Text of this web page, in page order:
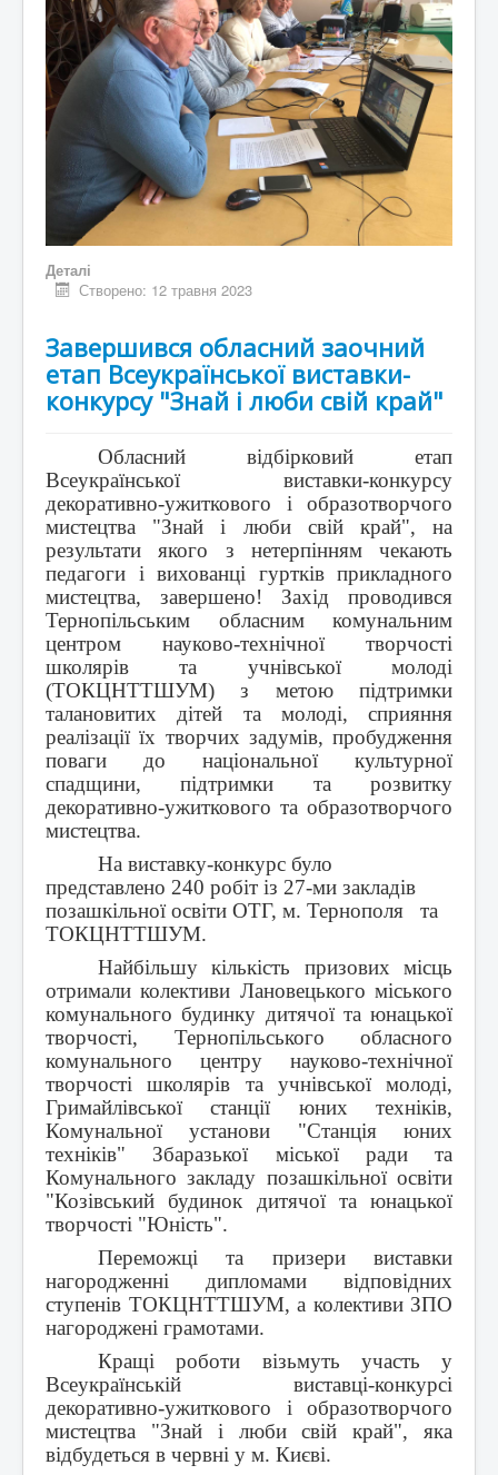
Деталі
Створено: 12 травня 2023
Завершився обласний заочний
етап Всеукраїнської виставки-
конкурсу "Знай і люби свій край"
Обласний відбірковий етап
Всеукраїнської виставки-конкурсу
декоративно-ужиткового і образотворчого
мистецтва "Знай і люби свій край", на
результати якого з нетерпінням чекають
педагоги і вихованці гуртків прикладного
мистецтва, завершено! Захід проводився
Тернопільським обласним комунальним
центром науково-технічної творчості
школярів та учнівської молоді
(ТОКЦНТТШУМ) з метою підтримки
талановитих дітей та молоді, сприяння
реалізації їх творчих задумів, пробудження
поваги до національної культурної
спадщини, підтримки та розвитку
декоративно-ужиткового та образотворчого
мистецтва.
На виставку-конкурс було
представлено 240 робіт із 27-ми закладів
позашкільної освіти ОТГ, м. Тернополя та
ТОКЦНТТШУМ.
Найбільшу кількість призових місць
отримали колективи Лановецького міського
комунального будинку дитячої та юнацької
творчості, Тернопільського обласного
комунального центру науково-технічної
творчості школярів та учнівської молоді,
Гримайлівської станції юних техніків,
Комунальної установи "Станція юних
техніків" Збаразької міської ради та
Комунального закладу позашкільної освіти
"Козівський будинок дитячої та юнацької
творчості "Юність".
Переможці та призери виставки
нагородженні дипломами відповідних
ступенів ТОКЦНТТШУМ, а колективи ЗПО
нагороджені грамотами.
Кращі роботи візьмуть участь у
Всеукраїнській виставці-конкурсі
декоративно-ужиткового і образотворчого
мистецтва "Знай і люби свій край", яка
відбудеться в червні у м. Києві.